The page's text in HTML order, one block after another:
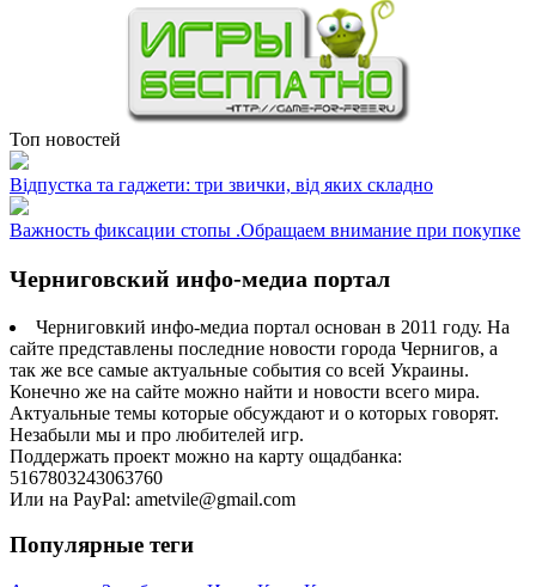
Топ новостей
Відпустка та гаджети: три звички, від яких складно
Важность фиксации стопы .Обращаем внимание при покупке
Черниговский инфо-медиа портал
Черниговкий инфо-медиа портал основан в 2011 году. На
сайте представлены последние новости города Чернигов, а
так же все самые актуальные события со всей Украины.
Конечно же на сайте можно найти и новости всего мира.
Актуальные темы которые обсуждают и о которых говорят.
Незабыли мы и про любителей игр.
Поддержать проект можно на карту ощадбанка:
5167803243063760
Или на PayPal: ametvile@gmail.com
Популярные теги